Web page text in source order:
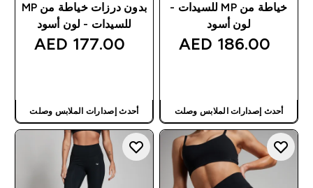
خياطة من MP للسيدات -
لون أسود
186.00 AED‎
أحدث إصدارات الملابس وصلت
بدون درزات خياطة من MP
للسيدات - لون أسود
177.00 AED‎
أحدث إصدارات الملابس وصلت